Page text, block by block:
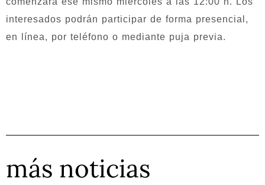
interesados podrán participar de forma presencial,
en línea, por teléfono o mediante puja previa.
más noticias